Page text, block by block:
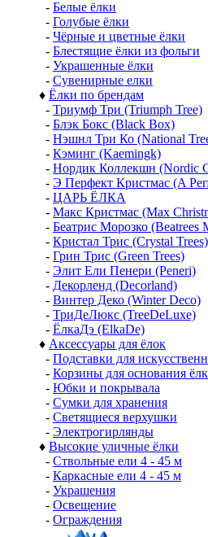
- Белые ёлки
- Голубые ёлки
- Чёрные и цветные ёлки
- Блестящие ёлки из фольги
- Украшенные ёлки
- Сувенирные елки
♦ Ёлки по брендам
- Триумф Три (Triumph Tree)
- Блэк Бокс (Black Box)
- Нэшнл Три Ко (National
- Кэминг (Kaemingk)
- Нордик Коллекшн (Nordic
- Э Перфект Кристмас (A
- ЦАРЬ ЁЛКА
- Макс Кристмас (Max
- Беатрис Морозко (Beatrees
- Кристал Трис (Crystal Trees)
- Грин Трис (Green Trees)
- Элит Ели Пенери (Peneri)
- Декорленд (Decorland)
- Винтер Деко (Winter Deco)
- ТриДеЛюкс (TreeDeLuxe)
- ЁлкаДэ (ElkaDe)
♦ Аксессуары для ёлок
- Подставки для
- Корзины для основания
- Юбки и покрывала
- Сумки для хранения
- Светящиеся верхушки
- Электрогирлянды
♦ Высокие уличные ёлки
- Ствольные ели 4 - 45 м
- Каркасные ели 4 - 45 м
- Украшения
- Освещение
- Ограждения